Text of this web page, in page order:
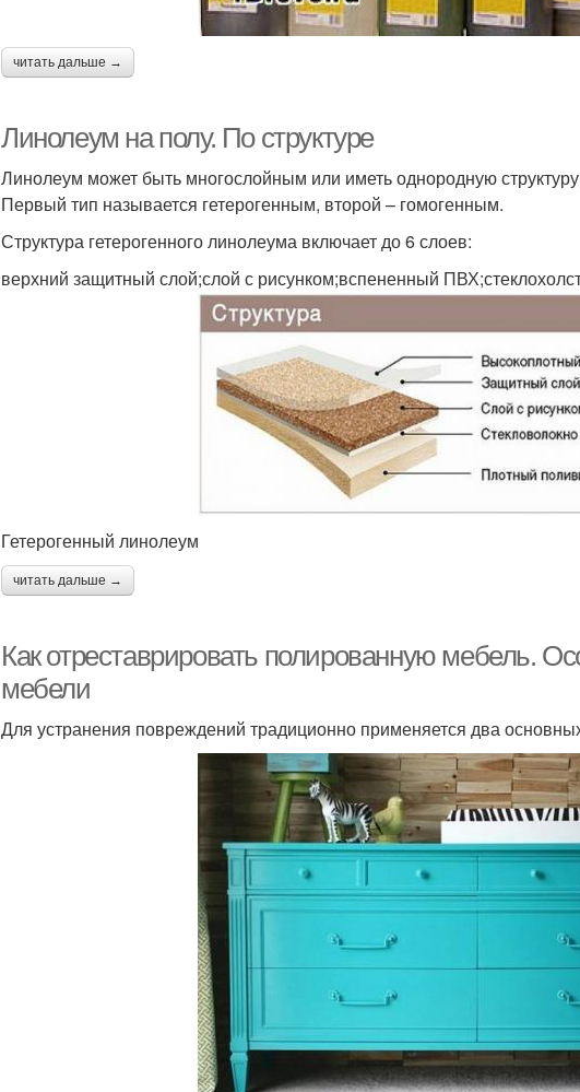
читать дальше →
Линолеум на полу. По структуре
Линолеум может быть многослойным или иметь однородную
Первый тип называется гетерогенным, второй – гомогенным.
Структура гетерогенного линолеума включает до 6 слоев:
верхний защитный слой;слой с рисунком;вспененный
Гетерогенный линолеум
читать дальше →
Как отреставрировать полированную мебель.
мебели
Для устранения повреждений традиционно применяется два